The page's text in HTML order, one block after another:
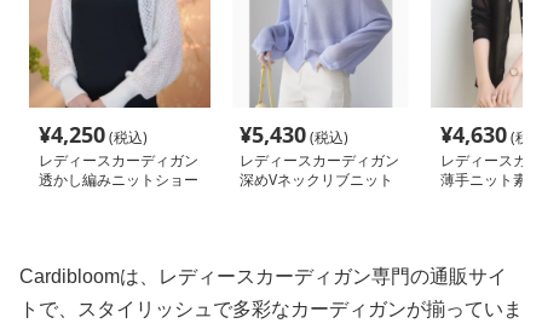
¥4,250(税込)
レディースカーディガン
透かし編みニットショー
¥5,430(税込)
レディースカーディガン
深めVネックリブニット
¥4,630(税
レディースカ
薄手ニット素
Cardibloomは、レディースカーディガン専門の通販サイ
トで、スタイリッシュで多彩なカーディガンが揃っていま